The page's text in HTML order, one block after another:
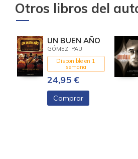
Otros libros del
UN BUEN AÑO
GÓMEZ, PAU
Disponible en 1
semana
24,95 €
Comprar